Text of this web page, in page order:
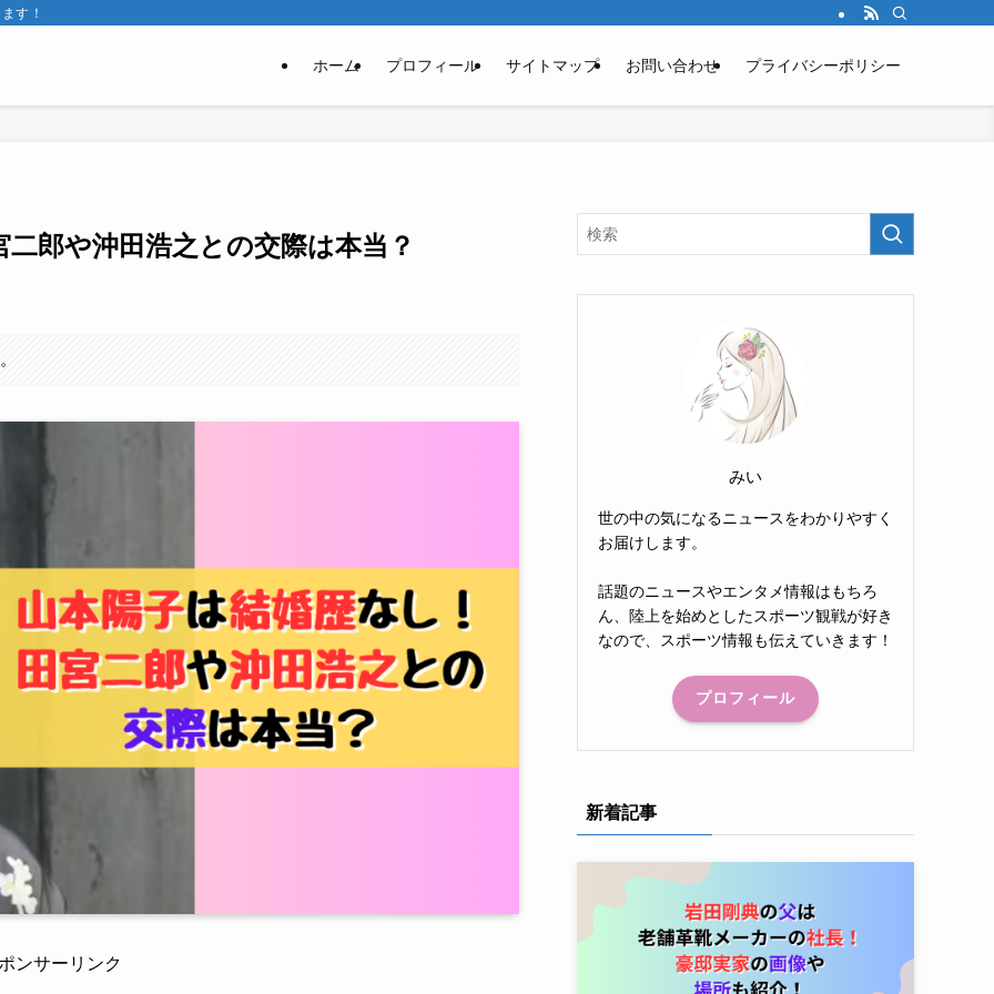
す！
ホーム プロフィール サイトマップ お問い合わせ プライバシーポリシー
郎や沖田浩之との交際は本当？
ンサーリンク
みい
世の中の気になるニュースをわかりやすく
お届けします。
話題のニュースやエンタメ情報はもちろ
ん、陸上を始めとしたスポーツ観戦が好き
なので、スポーツ情報も伝えていきます！
プロフィール
新着記事